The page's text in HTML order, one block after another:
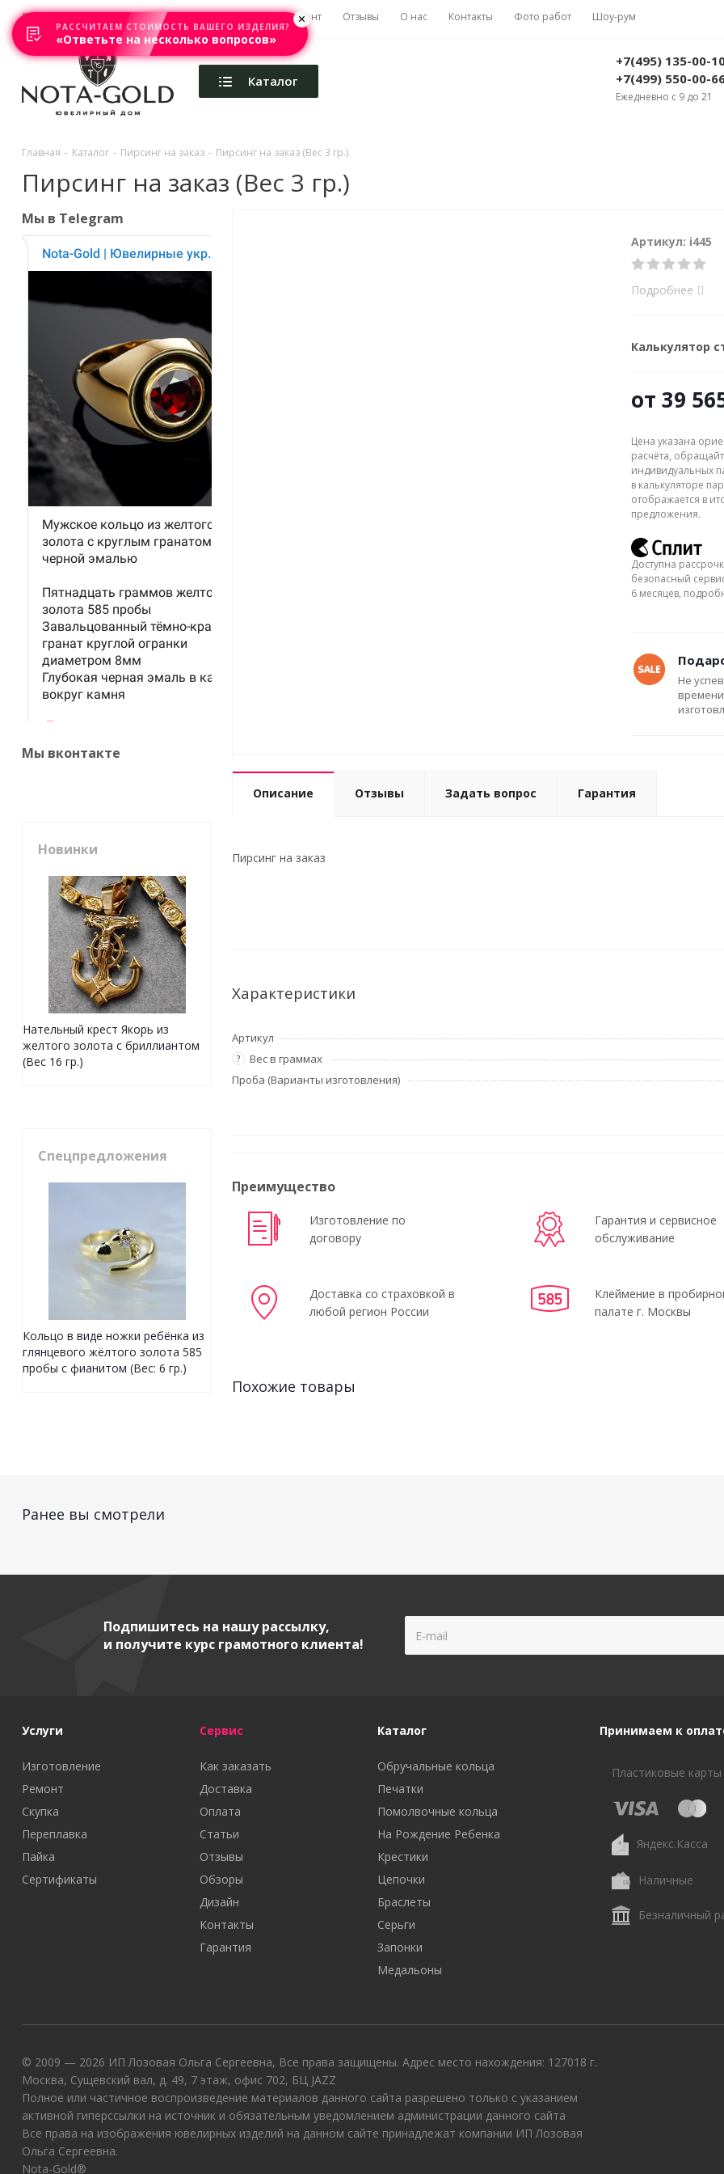
Главная Акции Каталоги Изготовление Ремонт Отзывы О нас Контакты Фото работ Шоу-рум
Каталог
+7(495) 135-00-
+7(499) 550-00-
Ежедневно с 9 до 21
Главная - Каталог - Пирсинг на заказ - Пирсинг на заказ (Вес 3 гр.)
Пирсинг на заказ (Вес 3 гр.)
Артикул: i445
Подробнее
Калькулятор
от39
Цена указана
расчёта,
индивидуальных
в калькуляторе
отображается в
предложения.
Доступна
безопасный
6 месяцев,
Не
Описание Отзывы Задать вопрос Гарантия
Пирсинг на заказ
Характеристики
Артикул
? Вес в граммах
Проба (Варианты изготовления)
Преимущество
Изготовление по
договору
Гарантия и сервисное
обслуживание
Доставка со страховкой в
любой регион России
Клеймение в
палате г. Москвы
Похожие товары
Мы в Telegram
Мы вконтакте
Новинки
Нательный крест Якорь из
желтого золота с бриллиантом
(Вес 16 гр.)
Спецпредложения
Кольцо в виде ножки ребёнка из
глянцевого жёлтого золота 585
пробы с фианитом (Вес: 6 гр.)
Ранее вы смотрели
Подпишитесь на нашу рассылку,
и получите курс грамотного клиента!
Услуги
Изготовление
Ремонт
Скупка
Переплавка
Пайка
Сертификаты
Сервис
Как заказать
Доставка
Оплата
Статьи
Отзывы
Обзоры
Дизайн
Контакты
Гарантия
Каталог
Обручальные кольца
Печатки
Помолвочные кольца
На Рождение Ребенка
Крестики
Цепочки
Браслеты
Серьги
Запонки
Медальоны
Принимаем к
Пластиковые карты
Яндекс.Касса
Наличные
Безналичный
© 2009 — 2026 ИП Лозовая Ольга Сергеевна, Все права защищены. Адрес место нахождения: 127018 г.
Москва, Сущевский вал, д. 49, 7 этаж, офис 702, БЦ JAZZ
Полное или частичное воспроизведение материалов данного сайта разрешено только с указанием
активной гиперссылки на источник и обязательным уведомлением администрации данного сайта
Все права на изображения ювелирных изделий на данном сайте принадлежат компании ИП Лозовая
Ольга Сергеевна.
Nota-Gold®
РАССЧИТАЕМ СТОИМОСТЬ ВАШЕГО ИЗДЕЛИЯ?
«Ответьте на несколько вопросов»